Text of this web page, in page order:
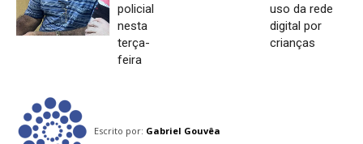
policial
nesta
terça-
feira
uso da rede
digital por
crianças
Escrito por: Gabriel Gouvêa